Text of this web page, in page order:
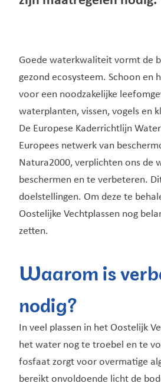
Goede waterkwaliteit vormt de
gezond ecosysteem. Schoon en
voor een noodzakelijke
waterplanten, vissen, vogels en
De Europese Kaderrichtlijn
Europees netwerk van
Natura2000, verplichten ons de
beschermen en te verbeteren.
doelstellingen. Om deze te
Oostelijke Vechtplassen nog
zetten.
Waarom is
nodig?
In veel plassen in het Oostelijk
het water nog te troebel en te
fosfaat zorgt voor overmatige
bereikt onvoldoende licht de